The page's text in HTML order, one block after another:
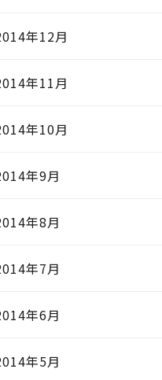
年12月
年11月
年10月
年9月
年8月
年7月
年6月
年5月